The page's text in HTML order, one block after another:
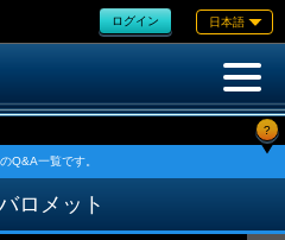
ログイン 日本語
?
Q&A一覧です。
ロメット